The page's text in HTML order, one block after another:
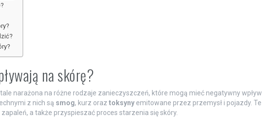
na skórę?
narażona na różne rodzaje zanieczyszczeń, które mogą mieć negatywny wpływ
z nich są smog, kurz oraz toksynyemitowane przez przemysł i pojazdy. Te
a także przyspieszać proces starzenia się skóry.